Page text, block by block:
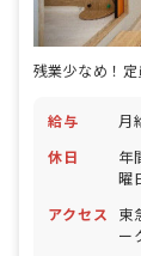
給与 月
休日
年間休
曜
でお
／
アクセス
東